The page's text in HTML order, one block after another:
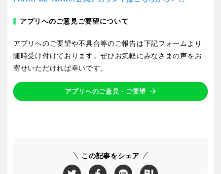
アプリへのご意見ご要望について
アプリへのご要望や不具合等のご報告は下記フォームより
随時受け付けております。ぜひお気軽にみなさまの声をお
寄せいただければ幸いです。
アプリへのご意見・ご要望
この記事をシェア